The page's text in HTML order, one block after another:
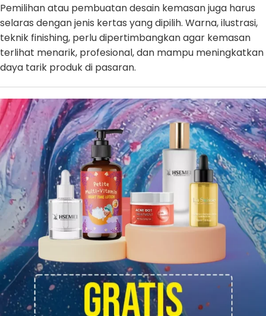
Pemilihan atau pembuatan desain kemasan juga harus
selaras dengan jenis kertas yang dipilih. Warna, ilustrasi,
teknik finishing, perlu dipertimbangkan agar kemasan
terlihat menarik, profesional, dan mampu meningkatkan
daya tarik produk di pasaran.